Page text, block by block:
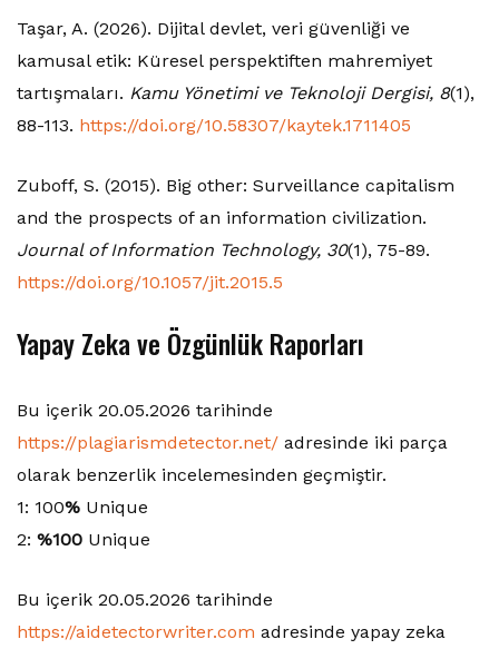
Taşar, A. (2026). Dijital devlet, veri güvenliği ve
kamusal etik: Küresel perspektiften mahremiyet
tartışmaları. Kamu Yönetimi ve Teknoloji Dergisi, 8(1),
88-113. https://doi.org/10.58307/kaytek.1711405
Zuboff, S. (2015). Big other: Surveillance capitalism
and the prospects of an information civilization.
Journal of Information Technology, 30(1), 75-89.
https://doi.org/10.1057/jit.2015.5
Yapay Zeka ve Özgünlük Raporları
Bu içerik 20.05.2026 tarihinde
https://plagiarismdetector.net/ adresinde iki parça
olarak benzerlik incelemesinden geçmiştir.
1: 100% Unique
2: %100 Unique
Bu içerik 20.05.2026 tarihinde
https://aidetectorwriter.com adresinde yapay zeka